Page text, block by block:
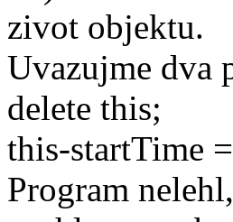
zivot objektu.
Uvazujme dva
delete this;
this-startTime
Program